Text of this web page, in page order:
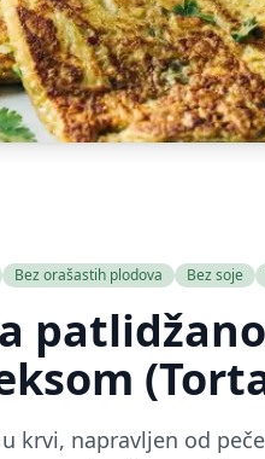
Bez orašastih plodova Bez soje
krvi, napravljen od